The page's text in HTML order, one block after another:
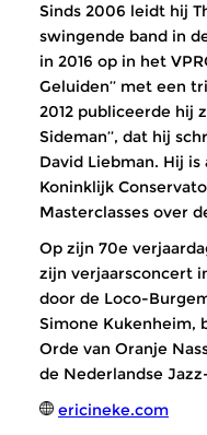
Sinds 2006 leidt hij
swingende band in
in 2016 op in het
Geluiden’’ met een
2012 publiceerde hij
Sideman’’, dat hij
David Liebman. Hij
Koninklijk
Masterclasses over
Op zijn 70e
zijn verjaarsconcert
door de Loco-
Simone Kukenheim,
Orde van Oranje
de Nederlandse
ericineke.com